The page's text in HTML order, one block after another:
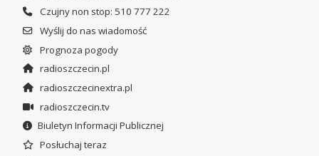
Czujny non stop: 510 777 222
Wyślij do nas wiadomość
Prognoza pogody
radioszczecin.pl
radioszczecinextra.pl
radioszczecin.tv
Biuletyn Informacji Publicznej
Posłuchaj teraz